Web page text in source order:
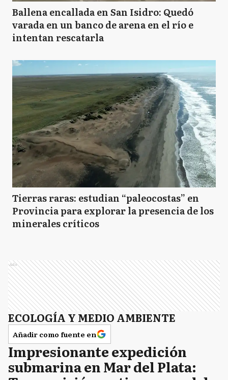
Ballena encallada en San Isidro: Quedó
varada en un banco de arena en el río e
intentan rescatarla
Tierras raras: estudian “paleocostas” en
Provincia para explorar la presencia de los
minerales críticos
Ads
ECOLOGÍA Y MEDIO AMBIENTE
Añadir como fuente en
Impresionante expedición
submarina en Mar del Plata: